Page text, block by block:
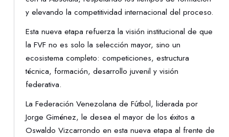
y elevando la competitividad internacional del proceso.
Esta nueva etapa refuerza la visión institucional de que
la FVF no es solo la selección mayor, sino un
ecosistema completo: competiciones, estructura
técnica, formación, desarrollo juvenil y visión
federativa.
La Federación Venezolana de Fútbol, liderada por
Jorge Giménez, le desea el mayor de los éxitos a
Oswaldo Vizcarrondo en esta nueva etapa al frente de